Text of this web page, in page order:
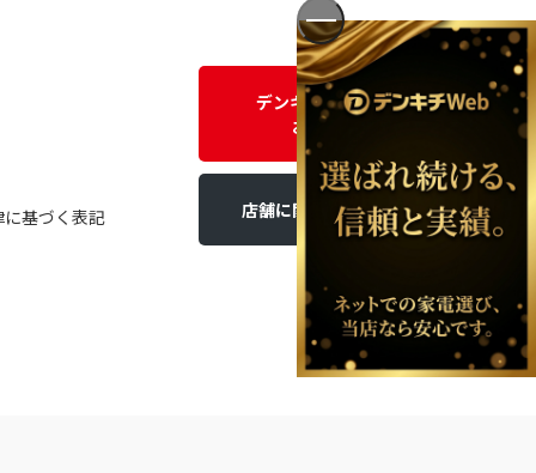
基づく表記
デンキチWEBに関する
お問い合わせ
店舗に関するお問い合わせ